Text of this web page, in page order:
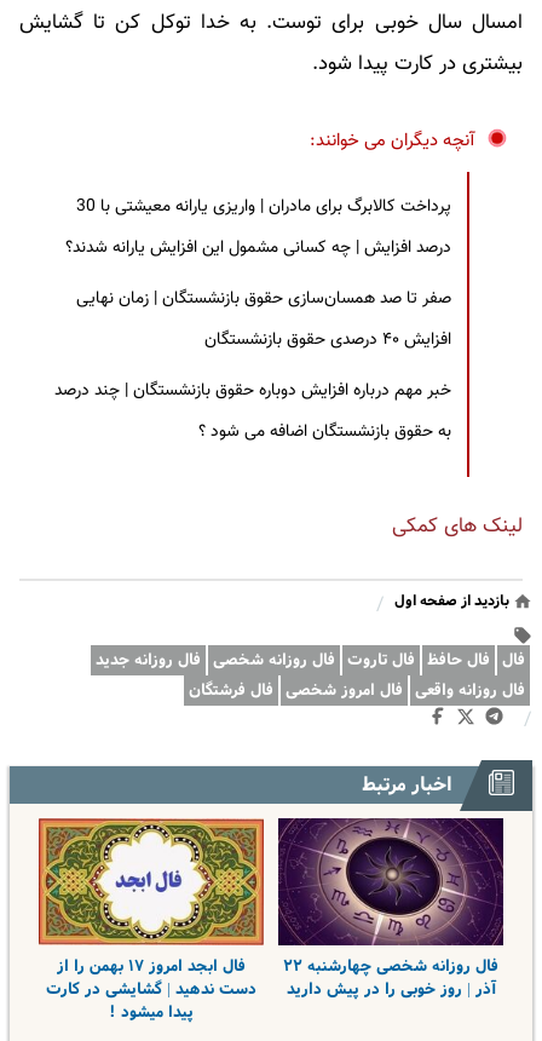
امسال سال خوبی برای توست. به خدا توکل کن تا گشایش
بیشتری در کارت پیدا شود.
آنچه دیگران می خوانند:
پرداخت کالابرگ برای مادران | واریزی یارانه معیشتی با 30
درصد افزایش | چه کسانی مشمول این افزایش یارانه شدند؟
صفر تا صد همسان‌سازی حقوق بازنشستگان | زمان نهایی
افزایش ۴۰ درصدی حقوق بازنشستگان
خبر مهم درباره افزایش دوباره حقوق بازنشستگان | چند درصد
به حقوق بازنشستگان اضافه می شود ؟
لینک های کمکی
بازدید از صفحه اول /
فال فال حافظ فال تاروت فال روزانه شخصی فال روزانه جدید
فال روزانه واقعی فال امروز شخصی فال فرشتگان
/
اخبار مرتبط
فال روزانه شخصی چهارشنبه ۲۲
آذر | روز خوبی را در پیش دارید
فال ابجد امروز ۱۷ بهمن را از
دست ندهید | گشایشی در کارت
پیدا میشود !